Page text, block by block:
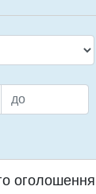
оголошення